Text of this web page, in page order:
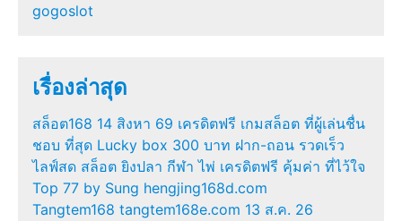
gogoslot
เรื่องล่าสุด
สล็อต168 14 สิงหา 69 เครดิตฟรี เกมสล็อต ที่ผู้เล่นชื่น
ชอบ ที่สุด Lucky box 300 บาท ฝาก-ถอน รวดเร็ว
ไลฟ์สด สล็อต ยิงปลา กีฬา ไพ่ เครดิตฟรี คุ้มค่า ที่ไว้ใจ
Top 77 by Sung hengjing168d.com
Tangtem168 tangtem168e.com 13 ส.ค. 26